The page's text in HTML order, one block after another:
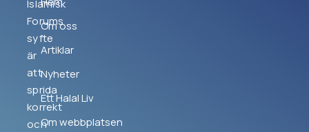
Islamisk
Forums
syfte
är
att
sprida
korrekt
och
Om oss
Artiklar
Nyheter
Ett Halal Liv
Om webbplatsen